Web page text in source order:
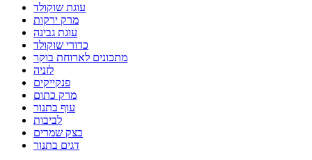
עוגת שוקולד
מרק ירקות
עוגת גבינה
כדורי שוקולד
מתכונים לארוחת בוקר
לזניה
פנקייקים
מרק כתום
עוף בתנור
לביבות
בצק שמרים
דגים בתנור